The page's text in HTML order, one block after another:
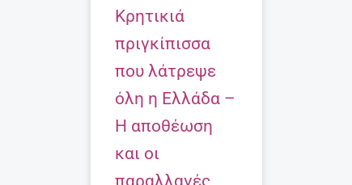
Κρητικιά
πριγκίπισσα
που λάτρεψε
όλη η Ελλάδα –
Η αποθέωση
και οι